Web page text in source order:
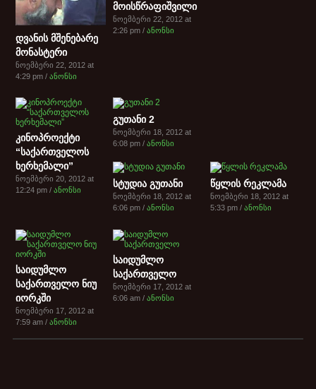
დვანის მშენებარე
მონასტერი
ნოემბერი 22, 2012 at
4:29 pm /ანონსი
მოისწრაფიშვილი
ნოემბერი 22, 2012 at
2:26 pm /ანონსი
კინოპროექტი
“საქართველოს
ხერხემალი”
ნოემბერი 20, 2012 at
12:24 pm /ანონსი
გუთანი 2
ნოემბერი 18, 2012 at
6:08 pm /ანონსი
სტუდია გუთანი
ნოემბერი 18, 2012 at
6:06 pm /ანონსი
წყლის რეკლამა
ნოემბერი 18, 2012 at
5:33 pm / ანონსი
საიდუმლო
საქართველო ნიუ
იორკში
ნოემბერი 17, 2012 at
7:59 am /ანონსი
საიდუმლო
საქართველო
ნოემბერი 17, 2012 at
6:06 am /ანონსი